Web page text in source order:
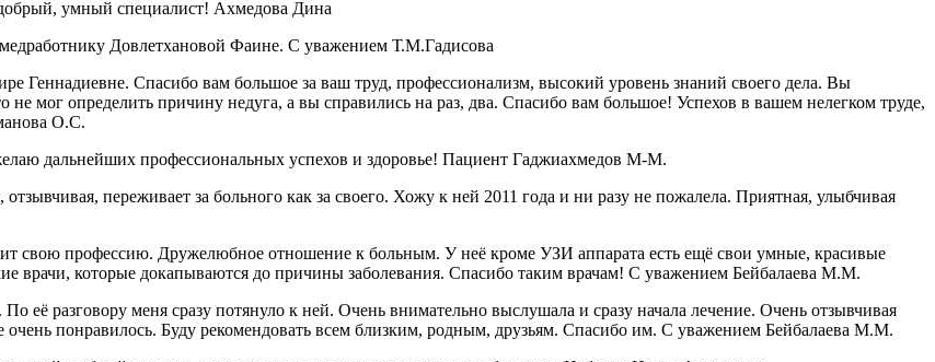
умный специалист! Ахмедова Дина
Довлетхановой Фаине. С уважением Т.М.Гадисова
Геннадиевне. Спасибо вам большое за ваш труд, профессионализм, высокий уровень знаний своего дела. Вы
мог определить причину недуга, а вы справились на раз, два. Спасибо вам большое! Успехов в вашем нелегком труде,
О.С.
дальнейших профессиональных успехов и здоровье! Пациент Гаджиахмедов М-М.
переживает за больного как за своего. Хожу к ней 2011 года и ни разу не пожалела. Приятная, улыбчивая
свою профессию. Дружелюбное отношение к больным. У неё кроме УЗИ аппарата есть ещё свои умные, красивые
врачи, которые докапываются до причины заболевания. Спасибо таким врачам! С уважением Бейбалаева М.М.
разговору меня сразу потянуло к ней. Очень внимательно выслушала и сразу начала лечение. Очень отзывчивая
понравилось. Буду рекомендовать всем близким, родным, друзьям. Спасибо им. С уважением Бейбалаева М.М.